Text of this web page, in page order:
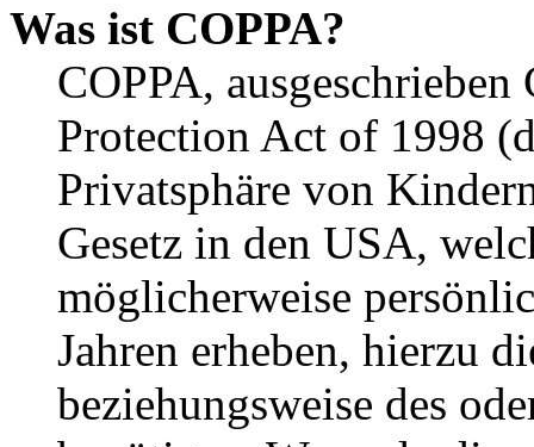
Was ist COPPA?
COPPA,
Protection Act of 1998
Privatsphäre von
Gesetz in den USA,
möglicherweise
Jahren erheben, hierzu
beziehungsweise des